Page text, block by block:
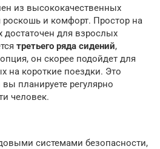
из высококачественных
роскошь и комфорт. Простор на
достаточен для взрослых
третьего ряда сидений,
он скорее подойдет для
на короткие поездки. Это
планируете регулярно
человек.
системами безопасности,